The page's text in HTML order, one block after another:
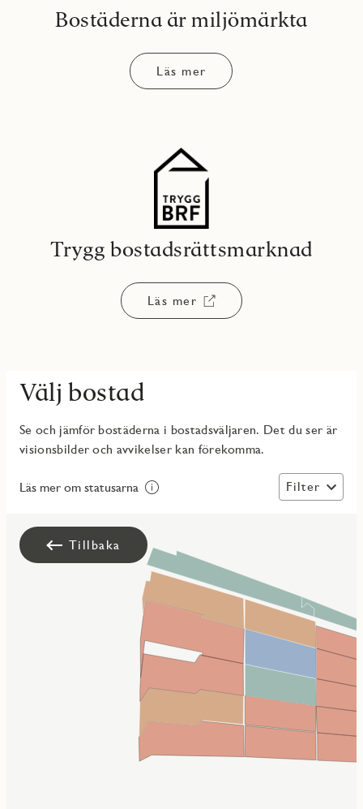
Bostäderna är miljömärkta
Läs mer
Trygg bostadsrättsmarknad
Läs mer
Välj bostad
Se och jämför bostäderna i bostadsväljaren. Det du ser är
visionsbilder och avvikelser kan förekomma.
Läs mer om statusarna Filter
Tillbaka